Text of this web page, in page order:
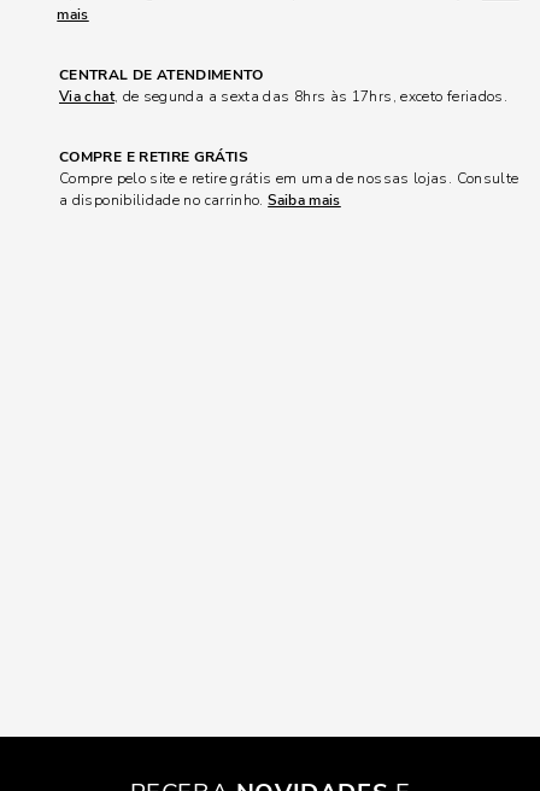
mais
CENTRAL DE ATENDIMENTO
Via chat, de segunda a sexta das 8hrs às 17hrs, exceto feriados.
COMPRE E RETIRE GRÁTIS
Compre pelo site e retire grátis em uma de nossas lojas. Consulte
a disponibilidade no carrinho.Saiba mais